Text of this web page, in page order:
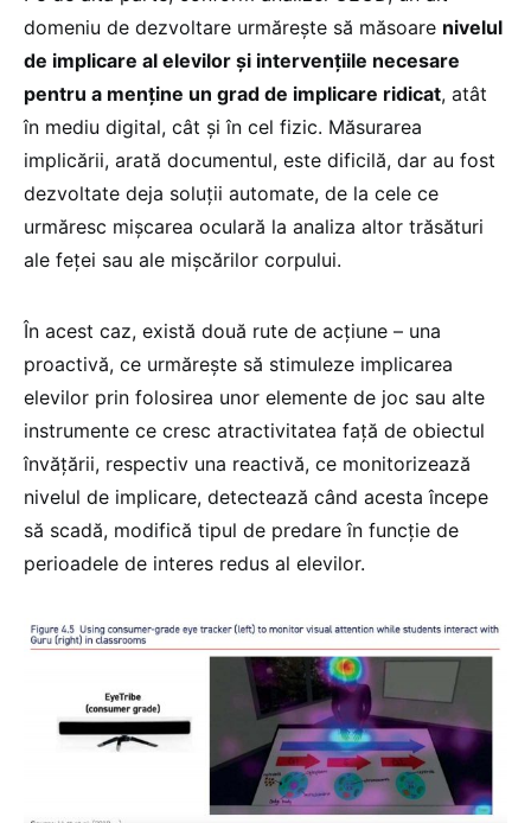
domeniu de dezvoltare urmărește să măsoare nivelul
de implicare al elevilor și intervențiile necesare
pentru a menține un grad de implicare ridicat, atât
în mediu digital, cât și în cel fizic. Măsurarea
implicării, arată documentul, este dificilă, dar au fost
dezvoltate deja soluții automate, de la cele ce
urmăresc mișcarea oculară la analiza altor trăsături
ale feței sau ale mișcărilor corpului.
În acest caz, există două rute de acțiune – una
proactivă, ce urmărește să stimuleze implicarea
elevilor prin folosirea unor elemente de joc sau alte
instrumente ce cresc atractivitatea față de obiectul
învățării, respectiv una reactivă, ce monitorizează
nivelul de implicare, detectează când acesta începe
să scadă, modifică tipul de predare în funcție de
perioadele de interes redus al elevilor.